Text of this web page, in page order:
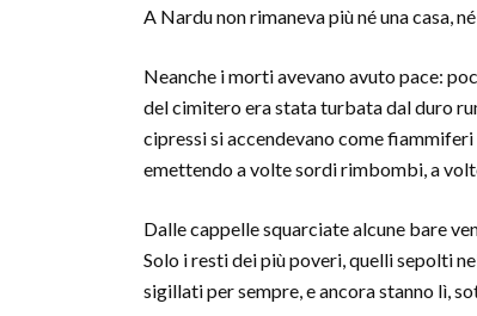
A Nardu non rimaneva più né una casa,
Neanche i morti avevano avuto pace:
del cimitero era stata turbata dal duro
cipressi si accendevano come
emettendo a volte sordi rimbombi, a
Dalle cappelle squarciate alcune bare
Solo i resti dei più poveri, quelli sepolti
sigillati per sempre, e ancora stanno lì,